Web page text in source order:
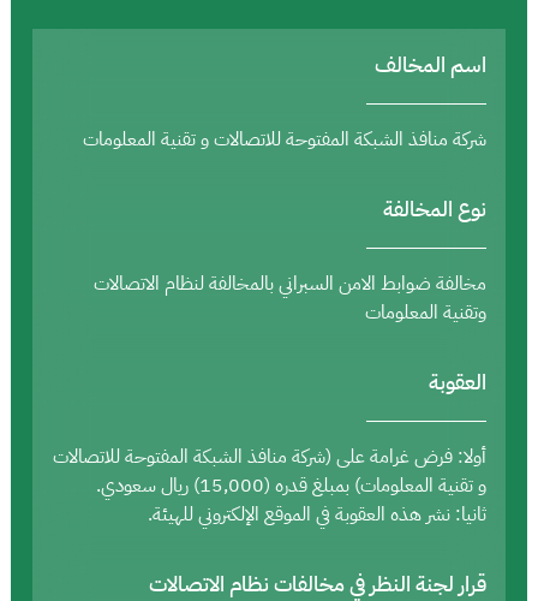
اسم المخالف
شركة منافذ الشبكة المفتوحة للاتصالات و تقنية المعلومات
نوع المخالفة
مخالفة ضوابط الامن السبراني بالمخالفة لنظام الاتصالات
وتقنية المعلومات
العقوبة
أولا: فرض غرامة على (شركة منافذ الشبكة المفتوحة للاتصالات
و تقنية المعلومات) بمبلغ قدره (15,000) ريال سعودي.
ثانيا: نشر هذه العقوبة في الموقع الإلكتروني للهيئة.
قرار لجنة النظر في مخالفات نظام الاتصالات